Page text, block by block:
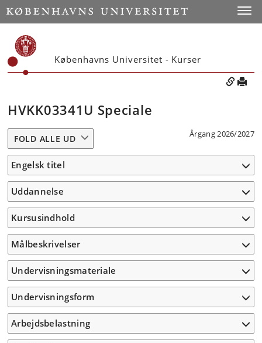
Københavns Universitet - Kurser
HVKK03341U Speciale
Årgang 2026/2027
FOLD ALLE UD
Engelsk titel
Uddannelse
Kursusindhold
Målbeskrivelser
Undervisningsmateriale
Undervisningsform
Arbejdsbelastning